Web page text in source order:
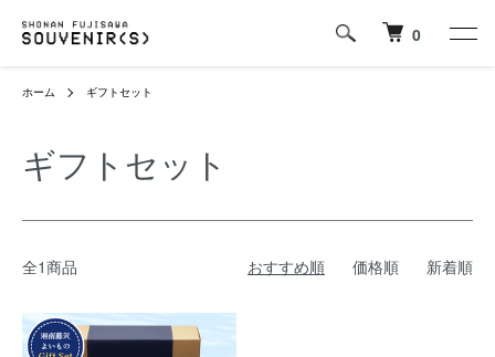
0
ホーム ギフトセット
ギフトセット
全1商品 おすすめ順 価格順 新着順